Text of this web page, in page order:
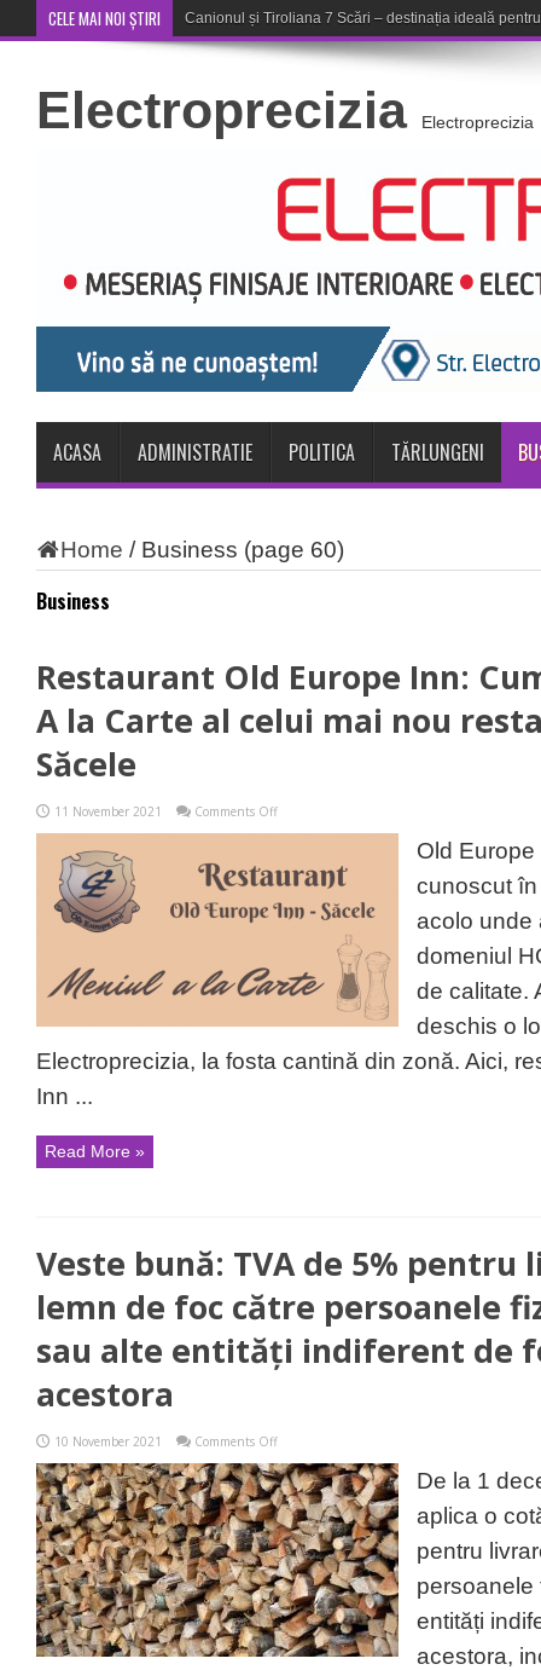
CELE MAI NOI ȘTIRI Concert în aer liber la Komeea
Electroprecizia Electroprecizia
ACASA ADMINISTRATIE POLITICA TĂRLUNGENI
Home / Business (page 60)
Business
Restaurant Old Europe Inn:
A la Carte al celui mai nou
Săcele
11 November 2021 Comments Offon
Inn:
arată
Carte
al
mai
restaurant
Old
cunoscut
acolo unde
domeniul
de calitate.
deschis o
Electroprecizia, la fosta cantină din zonă. Aici,
Inn ...
Read More »
Veste bună: TVA de 5% pentru
lemn de foc către persoanele
sau alte entități indiferent de
acestora
10 November 2021 Comments Offon
bună:
TVA
de
5%
pentru
livrarea
de
lemn
de
foc
către
persoanele
De la 1
aplica o
pentru
persoanele
entități
acestora,